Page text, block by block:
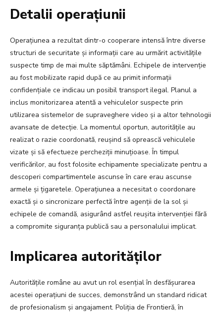
Detalii operațiunii
Operațiunea a rezultat dintr-o cooperare intensă între diverse
structuri de securitate și informații care au urmărit activitățile
suspecte timp de mai multe săptămâni. Echipele de intervenție
au fost mobilizate rapid după ce au primit informații
confidențiale ce indicau un posibil transport ilegal. Planul a
inclus monitorizarea atentă a vehiculelor suspecte prin
utilizarea sistemelor de supraveghere video și a altor tehnologii
avansate de detecție. La momentul oportun, autoritățile au
realizat o razie coordonată, reușind să oprească vehiculele
vizate și să efectueze percheziții minuțioase. În timpul
verificărilor, au fost folosite echipamente specializate pentru a
descoperi compartimentele ascunse în care erau ascunse
armele și țigaretele. Operațiunea a necesitat o coordonare
exactă și o sincronizare perfectă între agenții de la sol și
echipele de comandă, asigurând astfel reușita intervenției fără
a compromite siguranța publică sau a personalului implicat.
Implicarea autorităților
Autoritățile române au avut un rol esențial în desfășurarea
acestei operațiuni de succes, demonstrând un standard ridicat
de profesionalism și angajament. Poliția de Frontieră, în